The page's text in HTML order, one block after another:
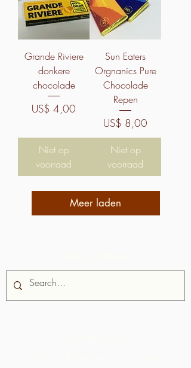
Grande Riviere
donkere
chocolade
Prijs
US$ 4,00
Niet op
voorraad
Sun Eaters
Orgnanics Pure
Chocolade
Repen
Prijs
US$ 8,00
Niet op
voorraad
Meer laden